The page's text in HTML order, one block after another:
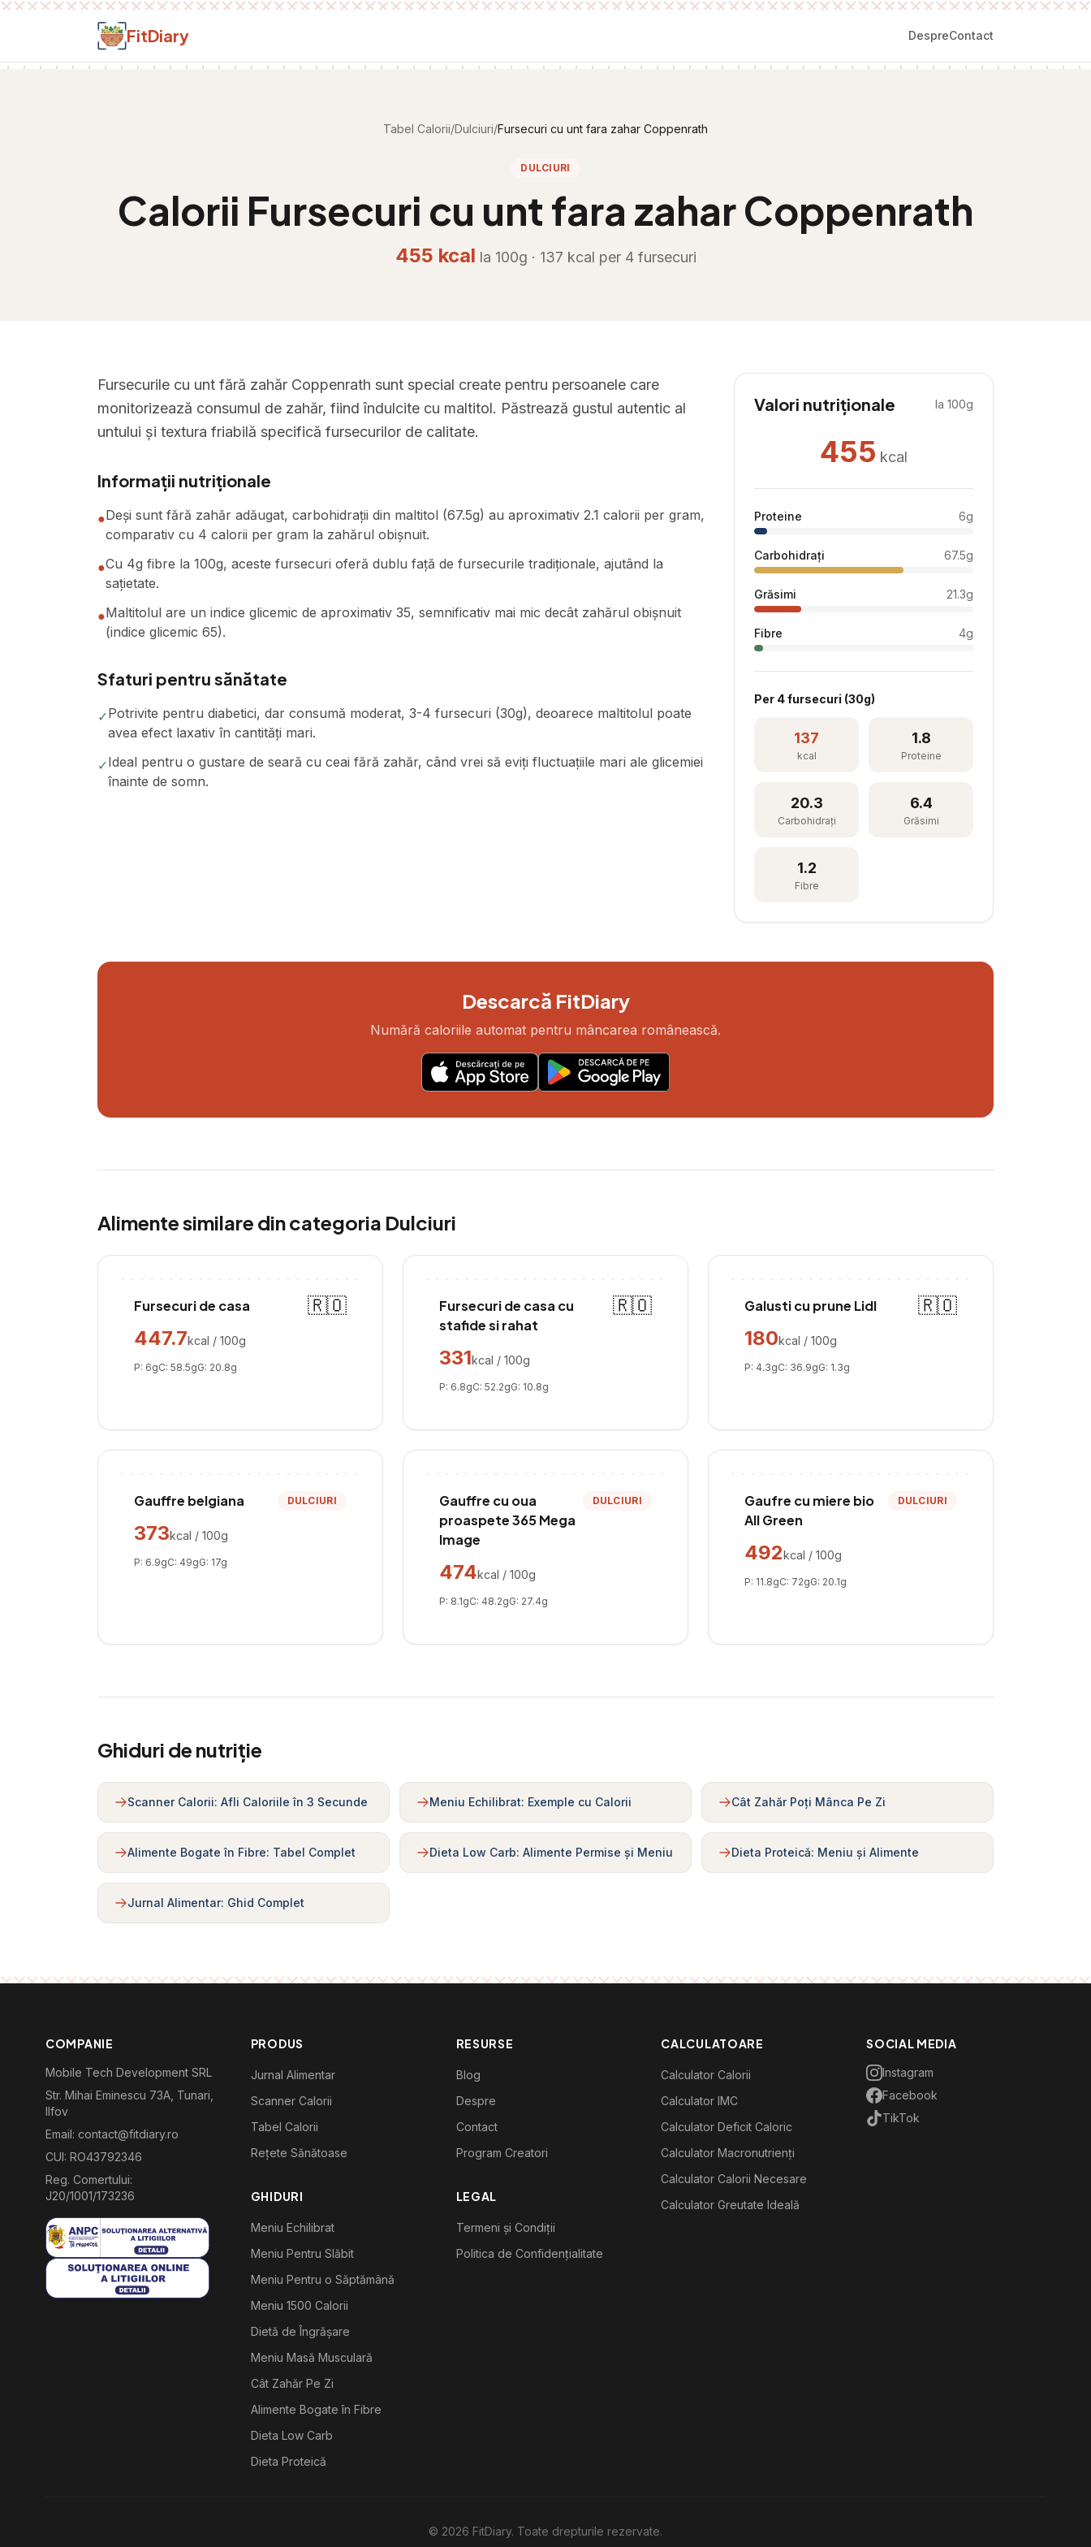
Salt la conținut
FitDiary DespreContact
Tabel Calorii/Dulciuri/Fursecuri cu unt fara zahar Coppenrath
DULCIURI
Calorii Fursecuri cu unt fara zahar Coppenrath
455 kcal la 100g · 137 kcal per 4 fursecuri
Fursecurile cu unt fără zahăr Coppenrath sunt special create pentru persoanele care
monitorizează consumul de zahăr, fiind îndulcite cu maltitol. Păstrează gustul autentic al
untului și textura friabilă specifică fursecurilor de calitate.
Informații nutriționale
●Deși sunt fără zahăr adăugat, carbohidrații din maltitol (67.5g) au aproximativ 2.1 calorii per gram,
comparativ cu 4 calorii per gram la zahărul obișnuit.
●Cu 4g fibre la 100g, aceste fursecuri oferă dublu față de fursecurile tradiționale, ajutând la
sațietate.
●Maltitolul are un indice glicemic de aproximativ 35, semnificativ mai mic decât zahărul obișnuit
(indice glicemic 65).
Sfaturi pentru sănătate
✓Potrivite pentru diabetici, dar consumă moderat, 3-4 fursecuri (30g), deoarece maltitolul poate
avea efect laxativ în cantități mari.
✓Ideal pentru o gustare de seară cu ceai fără zahăr, când vrei să eviți fluctuațiile mari ale glicemiei
înainte de somn.
Valori nutriționale la 100g
455 kcal
Proteine 6g
Carbohidrați 67.5g
Grăsimi 21.3g
Fibre 4g
Per 4 fursecuri (30g)
137
kcal
1.8
Proteine
20.3
Carbohidrați
6.4
Grăsimi
1.2
Fibre
Descarcă FitDiary
Numără caloriile automat pentru mâncarea românească.
Alimente similare din categoria Dulciuri
Fursecuri de casa
🇷🇴
447.7kcal / 100g
P: 6gC: 58.5gG: 20.8g
Fursecuri de casa cu
stafide si rahat
🇷🇴
331kcal / 100g
P: 6.8gC: 52.2gG: 10.8g
Galusti cu prune Lidl
🇷🇴
180kcal / 100g
P: 4.3gC: 36.9gG: 1.3g
Gauffre belgiana DULCIURI
373kcal / 100g
P: 6.9gC: 49gG: 17g
Gauffre cu oua
proaspete 365 Mega
Image
DULCIURI
474kcal / 100g
P: 8.1gC: 48.2gG: 27.4g
Gaufre cu miere bio
All Green
DULCIURI
492kcal / 100g
P: 11.8gC: 72gG: 20.1g
Ghiduri de nutriție
Scanner Calorii: Afli Caloriile în 3 Secunde Meniu Echilibrat: Exemple cu Calorii Cât Zahăr Poți Mânca Pe Zi
Alimente Bogate în Fibre: Tabel Complet Dieta Low Carb: Alimente Permise și Meniu Dieta Proteică: Meniu și Alimente
Jurnal Alimentar: Ghid Complet
COMPANIE
Mobile Tech Development SRL
Str. Mihai Eminescu 73A, Tunari,
Ilfov
Email: contact@fitdiary.ro
CUI: RO43792346
Reg. Comertului:
J20/1001/173236
PRODUS
Jurnal Alimentar
Scanner Calorii
Tabel Calorii
Rețete Sănătoase
GHIDURI
Meniu Echilibrat
Meniu Pentru Slăbit
Meniu Pentru o Săptămână
Meniu 1500 Calorii
Dietă de Îngrășare
Meniu Masă Musculară
Cât Zahăr Pe Zi
Alimente Bogate în Fibre
Dieta Low Carb
Dieta Proteică
RESURSE
Blog
Despre
Contact
Program Creatori
LEGAL
Termeni și Condiții
Politica de Confidențialitate
CALCULATOARE
Calculator Calorii
Calculator IMC
Calculator Deficit Caloric
Calculator Macronutrienți
Calculator Calorii Necesare
Calculator Greutate Ideală
SOCIAL MEDIA
Instagram
Facebook
TikTok
© 2026 FitDiary. Toate drepturile rezervate.